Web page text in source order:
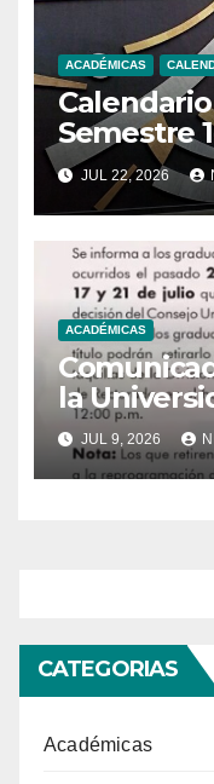
ACADÉMICAS
Semestre
JUL 22, 2026
ACADÉMICAS
la
Venezuela
JUL 9, 2026
CATEGORIAS
Académicas